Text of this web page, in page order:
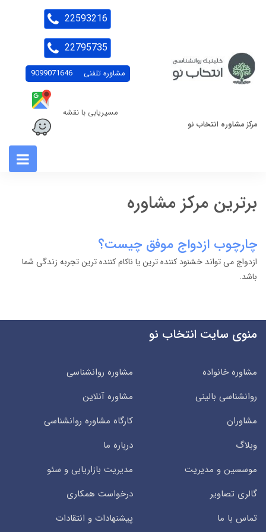
مرکز مشاوره انتخاب نو
مشاوره تلفنی 9099071646
مسیریابی با نقشه
22593216
22795735
برترین مرکز مشاوره
چارچوب ازدواج موفق چیست؟
ازدواج می تواند خشنود کننده ترین یا ناکام کننده ترین تجربه زندگی شما
باشد.
منوی سایت انتخاب نو
مشاوره خانواده
مشاوره روانشناسی
روانشناسی بالینی
مشاوره آنلاین
مشاوران
کارگاه مشاوره روانشناسی
وبلاگ
درباره ما
موسسین و مدیریت
مدیریت بازاریابی و سئو
گالری تصاویر
درخواست همکاری
تماس با ما
پیشنهادات و انتقادات